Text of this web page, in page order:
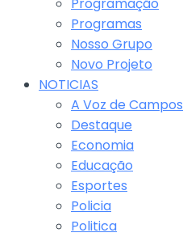
Programação
Programas
Nosso Grupo
Novo Projeto
NOTICIAS
A Voz de Campos
Destaque
Economia
Educação
Esportes
Policia
Politica